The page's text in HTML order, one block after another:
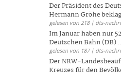
Der Präsident des
Hermann Gröhe
gelesen von 218 | dts-
Im Januar haben nur
Deutschen Bahn (DB)
gelesen von 187 | dts-
Der NRW-
Kreuzes für den